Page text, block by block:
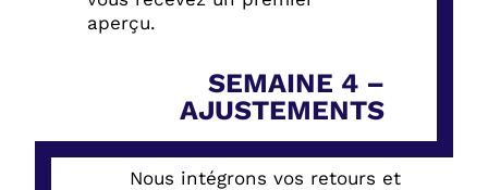
aperçu.
SEMAINE 4 –
AJUSTEMENTS
Nous intégrons vos retours et